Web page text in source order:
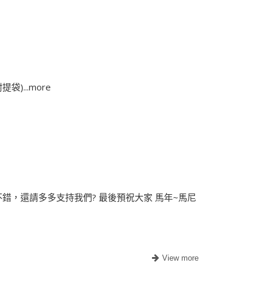
袋)...more
，還請多多支持我們? 最後預祝大家 馬年~馬尼